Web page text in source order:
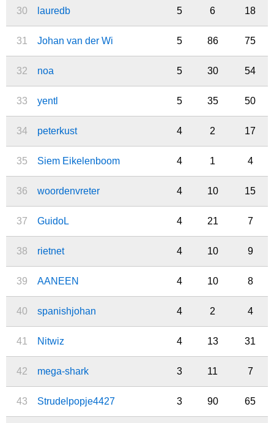
30 lauredb 5 6 18
31 Johan van der Wi 5 86 75
32 noa 5 30 54
33 yentl 5 35 50
34 peterkust 4 2 17
35 Siem Eikelenboom 4 1 4
36 woordenvreter 4 10 15
37 GuidoL 4 21 7
38 rietnet 4 10 9
39 AANEEN 4 10 8
40 spanishjohan 4 2 4
41 Nitwiz 4 13 31
42 mega-shark 3 11 7
43 Strudelpopje4427 3 90 65